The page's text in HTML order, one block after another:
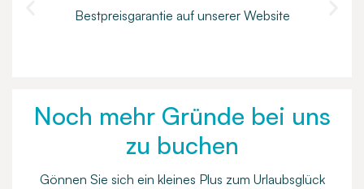
Bestpreisgarantie auf unserer Website
Noch mehr Gründe bei uns
zu buchen
Gönnen Sie sich ein kleines Plus zum Urlaubsglück